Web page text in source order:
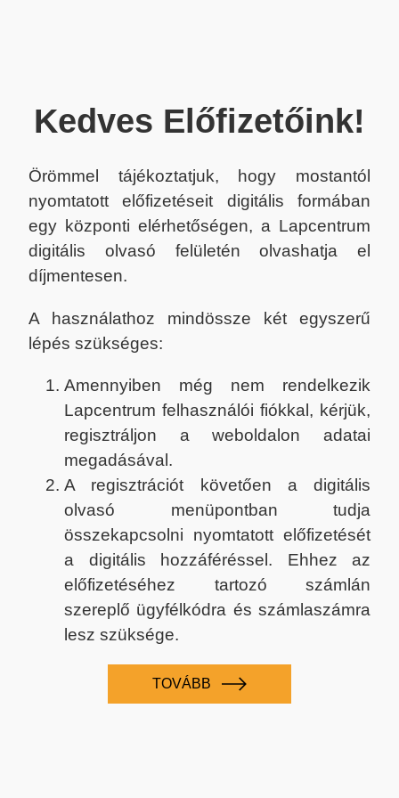
Kedves Előfizetőink!
Örömmel tájékoztatjuk, hogy mostantól
nyomtatott előfizetéseit digitális formában
egy központi elérhetőségen, a Lapcentrum
digitális olvasó felületén olvashatja el
díjmentesen.
A használathoz mindössze két egyszerű
lépés szükséges:
Amennyiben még nem rendelkezik
Lapcentrum felhasználói fiókkal, kérjük,
regisztráljon a weboldalon adatai
megadásával.
A regisztrációt követően a digitális
olvasó menüpontban tudja
összekapcsolni nyomtatott előfizetését
a digitális hozzáféréssel. Ehhez az
előfizetéséhez tartozó számlán
szereplő ügyfélkódra és számlaszámra
lesz szüksége.
TOVÁBB